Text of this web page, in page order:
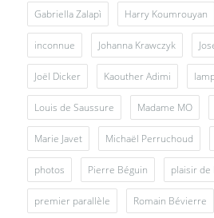
Gabriella Zalapì Harry Koumrouyan
inconnue Johanna Krawczyk
Joël Dicker Kaouther Adimi
Louis de Saussure Madame MO
Marie Javet Michaël Perruchoud
photos Pierre Béguin plaisir de
premier parallèle Romain Bévierre